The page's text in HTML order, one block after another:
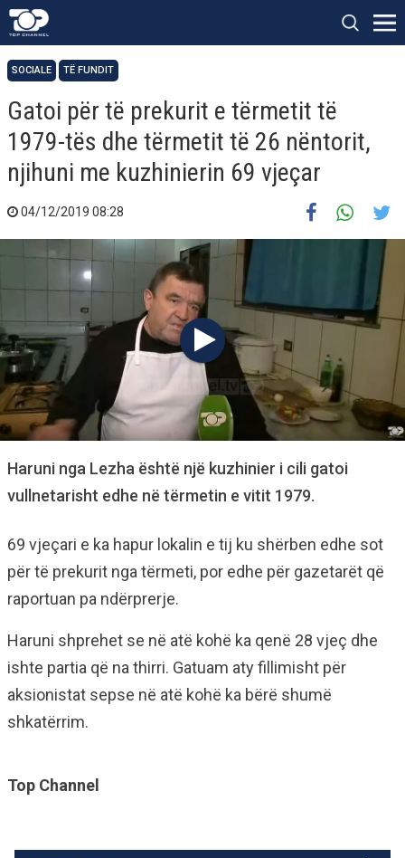
SOCIALE TË FUNDIT
Gatoi për të prekurit e tërmetit të
1979-tës dhe tërmetit të 26 nëntorit,
njihuni me kuzhinierin 69 vjeçar
04/12/2019 08:28
Haruni nga Lezha është një kuzhinier i cili gatoi
vullnetarisht edhe në tërmetin e vitit 1979.
69 vjeçari e ka hapur lokalin e tij ku shërben edhe sot
për të prekurit nga tërmeti, por edhe për gazetarët që
raportuan pa ndërprerje.
Haruni shprehet se në atë kohë ka qenë 28 vjeç dhe
ishte partia që na thirri. Gatuam aty fillimisht për
aksionistat sepse në atë kohë ka bërë shumë
shkatërrim.
Top Channel